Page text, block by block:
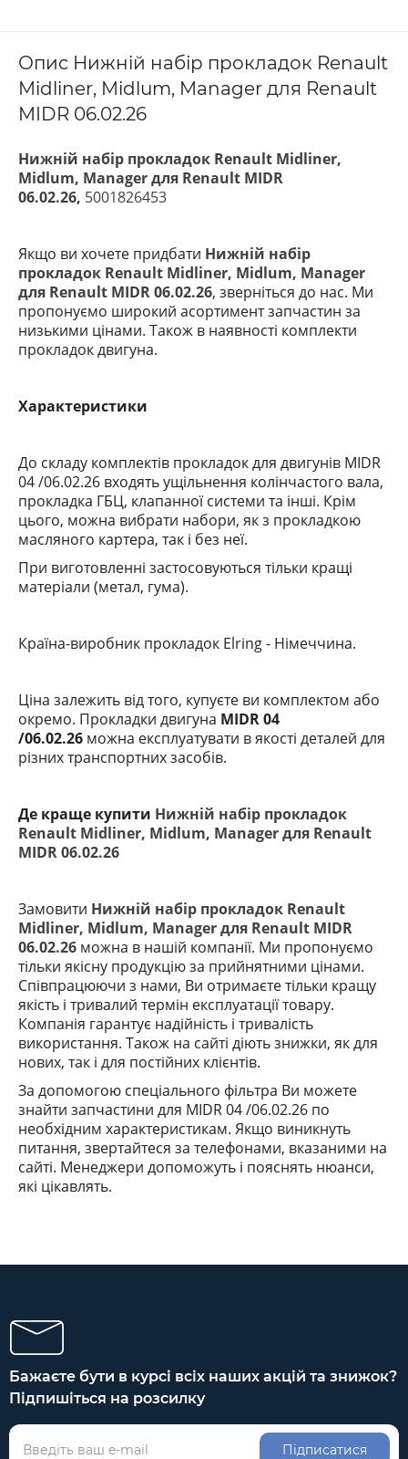
Опис Нижній набір прокладок Renault
Midliner, Midlum, Manager для Renault
MIDR 06.02.26
Нижній набір прокладок Renault Midliner,
Midlum, Manager для Renault MIDR
06.02.26, 5001826453
Якщо ви хочете придбати Нижній набір
прокладок Renault Midliner, Midlum, Manager
для Renault MIDR 06.02.26, зверніться до нас. Ми
пропонуємо широкий асортимент запчастин за
низькими цінами. Також в наявності комплекти
прокладок двигуна.
Характеристики
До складу комплектів прокладок для двигунів MIDR
04 /06.02.26 входять ущільнення колінчастого вала,
прокладка ГБЦ, клапанної системи та інші. Крім
цього, можна вибрати набори, як з прокладкою
масляного картера, так і без неї.
При виготовленні застосовуються тільки кращі
матеріали (метал, гума).
Країна-виробник прокладок Elring- Німеччина.
Ціна залежить від того, купуєте ви комплектом або
окремо. Прокладки двигуна MIDR 04
/06.02.26 можна експлуатувати в якості деталей для
різних транспортних засобів.
Де краще купити Нижній набір прокладок
Renault Midliner, Midlum, Manager для Renault
MIDR 06.02.26
Замовити Нижній набір прокладок Renault
Midliner, Midlum, Manager для Renault MIDR
06.02.26 можна в нашій компанії. Ми пропонуємо
тільки якісну продукцію за прийнятними цінами.
Співпрацюючи з нами, Ви отримаєте тільки кращу
якість і тривалий термін експлуатації товару.
Компанія гарантує надійність і тривалість
використання. Також на сайті діють знижки, як для
нових, так і для постійних клієнтів.
За допомогою спеціального фільтра Ви можете
знайти запчастини для MIDR 04 /06.02.26 по
необхідним характеристикам. Якщо виникнуть
питання, звертайтеся за телефонами, вказаними на
сайті. Менеджери допоможуть і пояснять нюанси,
які цікавлять.
Бажаєте бути в курсі всіх наших акцій та знижок?
Підпишіться на розсилку
Підписатися